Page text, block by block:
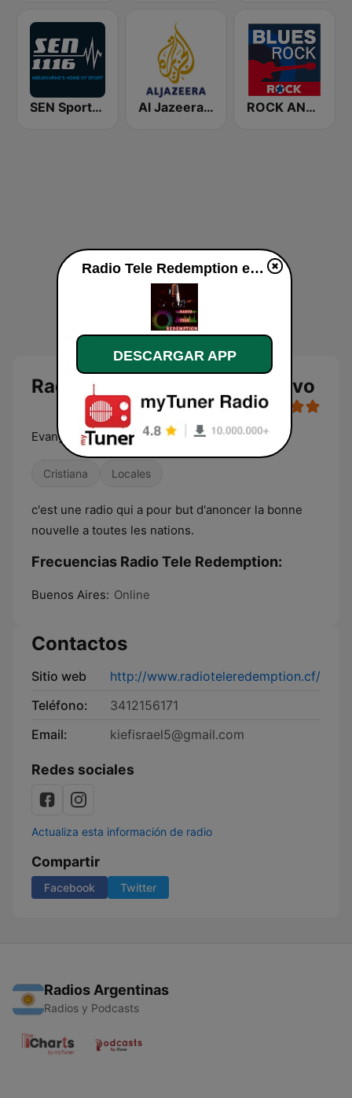
SEN Sports 1116 AM Al Jazeera Arabic (قناة الجزيرة) ROCK ANTENNE Blues Rock
Radio Tele Redemption en vivo
Evangelisation
Cristiana Locales
c'est une radio qui a pour but d'anoncer la bonne
nouvelle a toutes les nations.
Frecuencias Radio Tele Redemption:
Buenos Aires: Online
Contactos
Sitio web
http://www.radioteleredemption.cf/
Teléfono:
3412156171
Email:
kiefisrael5@gmail.com
Redes sociales
Actualiza esta información de radio
Compartir
Facebook Twitter
Radios Argentinas
Radios y Podcasts
Radio Tele Redemption en vivo
DESCARGAR APP